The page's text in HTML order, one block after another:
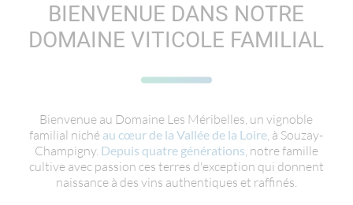
BIENVENUE DANS NOTRE
DOMAINE VITICOLE FAMILIAL
Bienvenue au Domaine Les Méribelles, un vignoble
familial niché au cœur de la Vallée de la Loire, à Souzay-
Champigny. Depuis quatre générations, notre famille
cultive avec passion ces terres d'exception qui donnent
naissance à des vins authentiques et raffinés.